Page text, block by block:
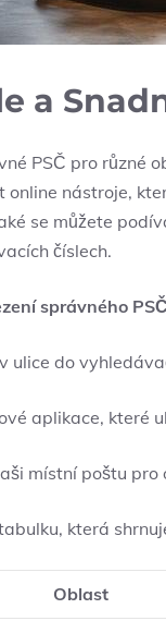
a
PSČ pro různé
online nástroje,
se můžete
číslech.
správného
ulice do
aplikace, které
místní poštu pro
která
Oblast